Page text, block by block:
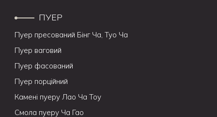
ПУЕР
Пуер пресований Бінг Ча, Туо Ча
Пуер ваговий
Пуер фасований
Пуер порційний
Камені пуеру Лао Ча Тоу
Смола пуеру Ча Гао